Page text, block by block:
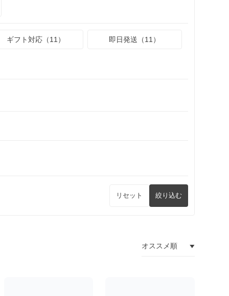
ギフト対応（11） 即日発送（11）
リセット 絞り込む